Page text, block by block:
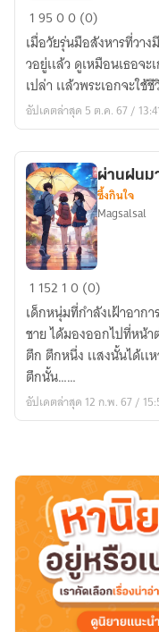
โอกาส
ครั้ง
นี้
ต้อง
ใช้
ให้
19500 (0)
เมื่อวัยรุ่นมือสังหารที่วา
วอยู่เเล้ว ดูเหมือนเธอจะ
เปล่า เเล้วพระเอกจะใ
อัปเดตล่าสุด 5 ต.ค. 67 /
ผ่าน
ฝน
มา
พบ
เธอ
ผ่านฝนม
ซึ้งกินใจ
Magsalsal
1 152 10 (0)
เด็กหนุ่มที่กำลังเฝ้าอาก
ชาย ได้มองออกไปที่หน้า
ตึก ตึกหนึ่ง เเสงนั้นได้เ
ตึกนั้น……
อัปเดตล่าสุด 12 ก.พ. 67 /